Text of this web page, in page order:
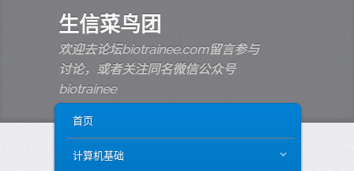
生信菜鸟团
欢迎去论坛biotrainee.com留言参与
讨论，或者关注同名微信公众号
biotrainee
SKIP TO PRIMARY CONTENT
SKIP TO SECONDARY CONTENT
首页
计算机基础